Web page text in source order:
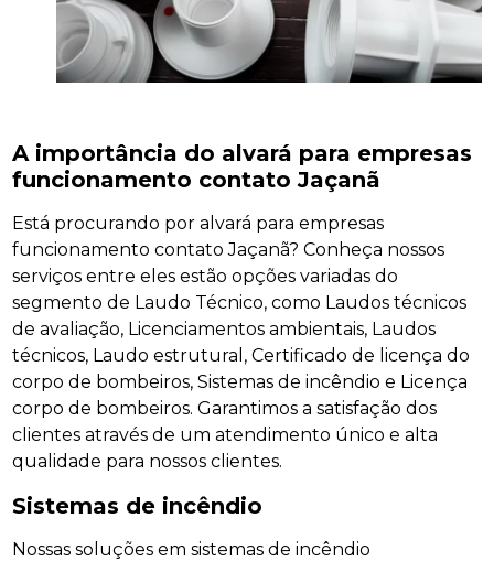
A importância do alvará para empresas
funcionamento contato Jaçanã
Está procurando por alvará para empresas
funcionamento contato Jaçanã? Conheça nossos
serviços entre eles estão opções variadas do
segmento de Laudo Técnico, como Laudos técnicos
de avaliação, Licenciamentos ambientais, Laudos
técnicos, Laudo estrutural, Certificado de licença do
corpo de bombeiros, Sistemas de incêndio e Licença
corpo de bombeiros. Garantimos a satisfação dos
clientes através de um atendimento único e alta
qualidade para nossos clientes.
Sistemas de incêndio
Nossas soluções em sistemas de incêndio